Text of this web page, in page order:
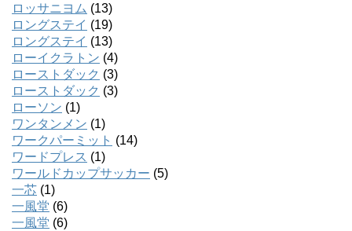
ロッサニヨム (13)
ロングステイ (19)
ロングステイ (13)
ローイクラトン (4)
ローストダック (3)
ローストダック (3)
ローソン (1)
ワンタンメン (1)
ワークパーミット (14)
ワードプレス (1)
ワールドカップサッカー (5)
一芯 (1)
一風堂 (6)
一風堂 (6)